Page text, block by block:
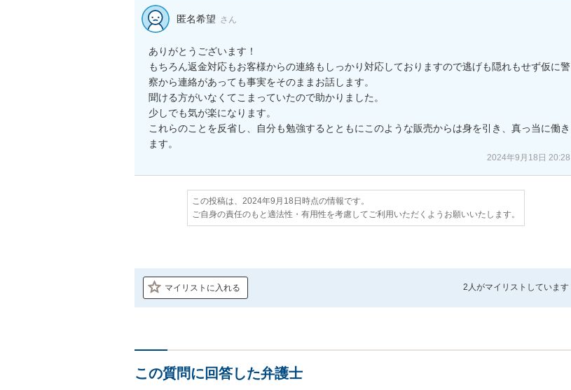
匿名希望 さん
ありがとうございます！
もちろん返金対応もお客様からの連絡もしっかり対応しておりますので逃げも隠れもせず仮に警
察から連絡があっても事実をそのままお話します。
聞ける方がいなくてこまっていたので助かりました。
少しでも気が楽になります。
これらのことを反省し、自分も勉強するとともにこのような販売からは身を引き、真っ当に働き
ます。
2024年9月18日 20:28
この投稿は、2024年9月18日時点の情報です。
ご自身の責任のもと適法性・有用性を考慮してご利用いただくようお願いいたします。
マイリストに入れる 2人がマイリストしています
この質問に回答した弁護士